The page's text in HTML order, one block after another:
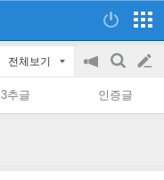
전체보기
공
on/off
검
색
글
쓰
3추글 인증글